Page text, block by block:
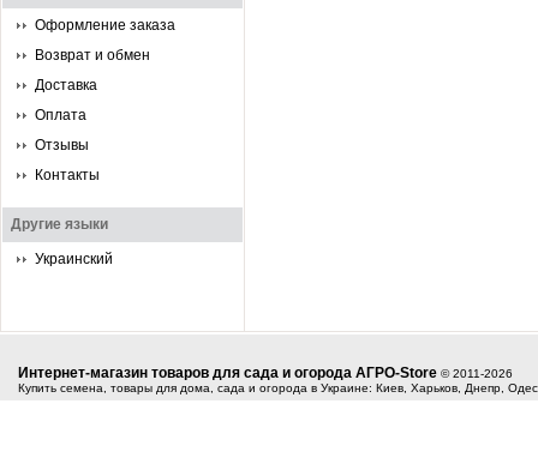
Оформление заказа
Возврат и обмен
Доставка
Оплата
Отзывы
Контакты
Другие языки
Украинский
Интернет-магазин товаров для сада и огорода АГРО-Store © 2011-2026
Купить семена, товары для дома, сада и огорода в Украине: Киев, Харьков, Днепр,